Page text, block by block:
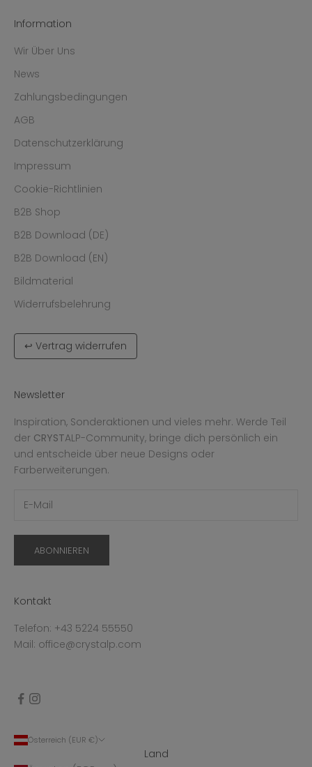
Information
Wir Über Uns
News
Zahlungsbedingungen
AGB
Datenschutzerklärung
Impressum
Cookie-Richtlinien
B2B Shop
B2B Download (DE)
B2B Download (EN)
Bildmaterial
Widerrufsbelehrung
↩ Vertrag widerrufen
Newsletter
Inspiration, Sonderaktionen und vieles mehr. Werde Teil
der CRYSTALP-Community, bringe dich persönlich ein
und entscheide über neue Designs oder
Farberweiterungen.
ABONNIEREN
Kontakt
Telefon: +43 5224 55550
Mail: office@crystalp.com
Österreich (EUR €)
Land